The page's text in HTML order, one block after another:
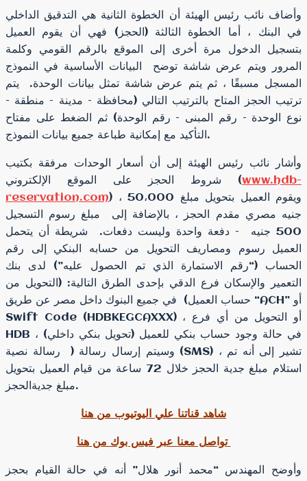
وأضاف نائب رئيس الهيئة أن الخطوة الثانية هي التدقيق الداخلي
في البنك ، أما الخطوة الثالثة (الحجز) فهي أن يقوم العميل
بتسجيل الدخول مرة أخرى إلى الموقع بالرقم القومي وكلمة
المرور ويتم عرض شاشة توضح البيانات الأساسية في النموذج
المسجل مسبقًا ، ثم يتم عرض شاشة تمثل بيانات الوحدة. يتم
ترتيب الحجز المتاح بالترتيب التالي (محافظة – مدينة – منطقة –
نوع الوحدة – رقم المبنى – رقم الوحدة) ثم الضغط على مفتاح
التأكيد مع إمكانية طباعة جميع بيانات النموذج.
وأشار نائب رئيس الهيئة إلى أن أسعار الوحدات مرفقة بكتيب
شروط الحجز على الموقع الإلكتروني (www.hdb-
reservation.com) ، ويقوم العميل بتحويل مبلغ 50،000
جنيه مصري مقدم الحجز ، بالإضافة إلى مبلغ رسوم التسجيل
500 جنيه – دفعة واحدة وليست دفعات. شريطة أن يتحمل
العميل رسوم ومصاريف التحويل من حسابه البنكي إلى رقم
الحساب (“رقم الاستمارة الذي تم الحصول عليه”) لدى بنك
التعمير والإسكان فرع الدقي بإحدى الطرق التالية: (التحويل من
حساب العميل) في جميع البنوك داخل مصر عن طريق “ACH” أو
Swift Code (HDBKEGCAXXX) ، أو التحويل من أي فرع
HDB في حالة وجود حساب بنكي للعميل (تحويل بنكي داخلي) ،
وسيتم إرسال رسالة ( رسالة نصية (SMS) ، تشير إلى أنه تم
استلام مبلغ جدية الحجز خلال 72 ساعة من قيام العميل بتحويل
مبلغ جديةالحجز.
شاهد قناتنا علي اليوتيوب من هنا
تواصل معنا عبر فيس بوك من هنا
وأوضح المهندس “محمد أنور هلال” أنه في حالة القيام بحجز